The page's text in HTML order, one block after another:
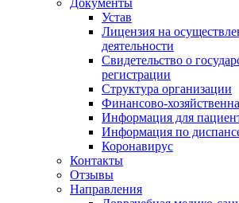
Документы
Устав
Лицензия на
деятельности
Свидетельство о
регистрации
Структура организации
Финансово-
Информация для
Информация по
Коронавирус
Контакты
Отзывы
Направления